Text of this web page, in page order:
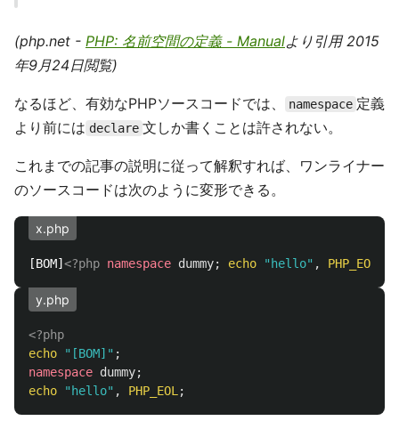
(php.net - PHP: 名前空間の定義 - Manualより引用 2015
年9月24日閲覧)
なるほど、有効なPHPソースコードでは、 namespace 定義
より前には declare 文しか書くことは許されない。
これまでの記事の説明に従って解釈すれば、ワンライナー
のソースコードは次のように変形できる。
x.php
[BOM] <?php namespace dummy; echo "hello" , PHP_EOL
y.php
<?php
echo
"[BOM]" ;
namespace dummy;
echo
"hello" , PHP_EOL ;